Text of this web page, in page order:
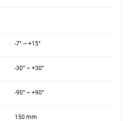
-7° ~ +15°
-30° ~ +30°
-90° ~ +90°
150 mm